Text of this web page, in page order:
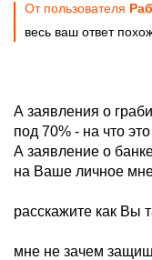
От пользователя
весь ваш ответ
А заявления о
под 70% - на что
А заявление о
на Ваше личное
расскажите как Вы
мне не зачем